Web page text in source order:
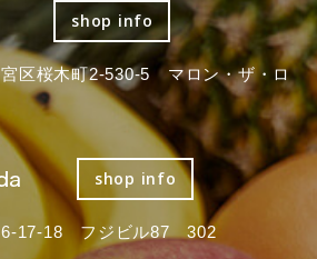
shop info
区桜木町2-530-5 マロン・ザ・ロ
shop info
6-17-18 フジビル87 302